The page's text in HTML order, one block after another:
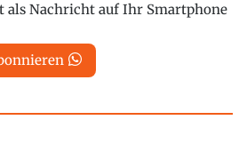
als Nachricht auf Ihr Smartphone